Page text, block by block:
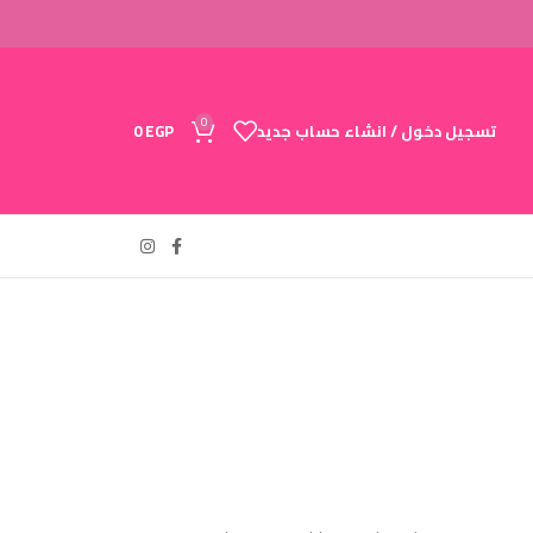
تسجيل دخول / انشاء حساب جديد 0
0EGP